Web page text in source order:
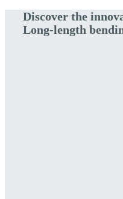
Discover the
Long-length